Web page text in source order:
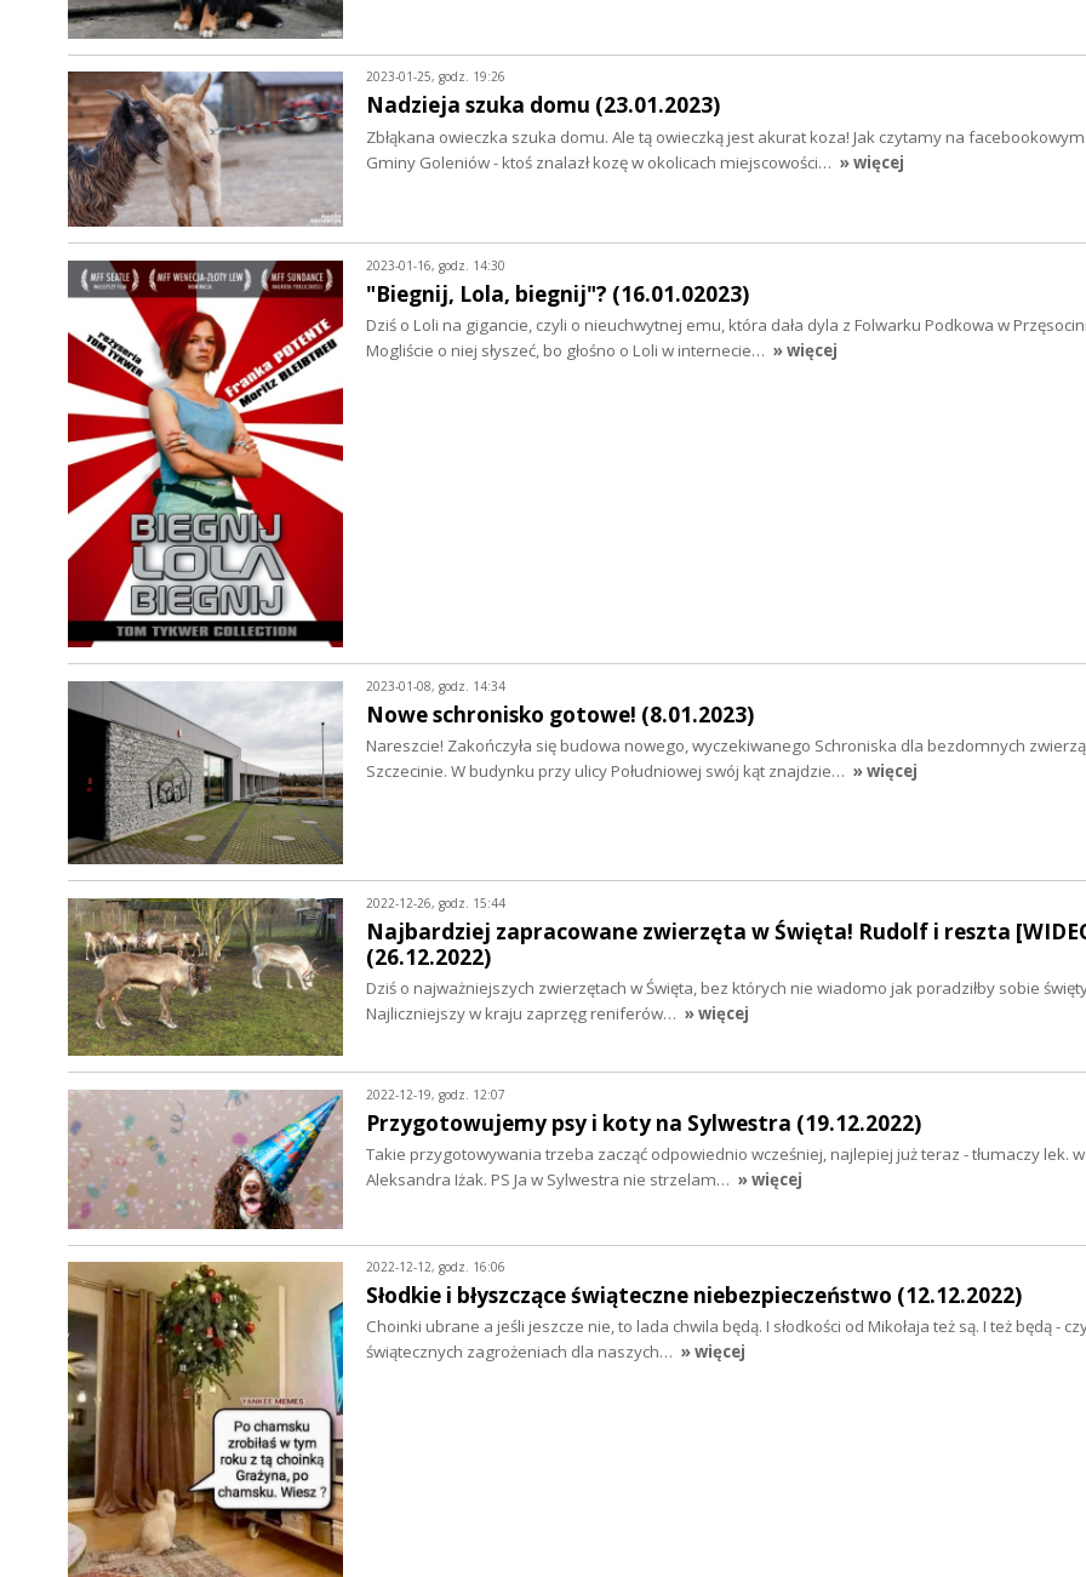
2023-01-25, godz. 19:26
Nadzieja szuka domu (23.01.2023)
Zbłąkana owieczka szuka domu. Ale tą owieczką jest akurat koza! Jak czytamy na
Gminy Goleniów - ktoś znalazł kozę w okolicach miejscowości… » więcej
2023-01-16, godz. 14:30
"Biegnij, Lola, biegnij"? (16.01.02023)
Dziś o Loli na gigancie, czyli o nieuchwytnej emu, która dała dyla z Folwarku Podkowa w
Mogliście o niej słyszeć, bo głośno o Loli w internecie… » więcej
2023-01-08, godz. 14:34
Nowe schronisko gotowe! (8.01.2023)
Nareszcie! Zakończyła się budowa nowego, wyczekiwanego Schroniska dla bezdomnych
Szczecinie. W budynku przy ulicy Południowej swój kąt znajdzie… » więcej
2022-12-26, godz. 15:44
Najbardziej zapracowane zwierzęta w Święta! Rudolf i reszta
(26.12.2022)
Dziś o najważniejszych zwierzętach w Święta, bez których nie wiadomo jak poradziłby sobie
Najliczniejszy w kraju zaprzęg reniferów… » więcej
2022-12-19, godz. 12:07
Przygotowujemy psy i koty na Sylwestra (19.12.2022)
Takie przygotowywania trzeba zacząć odpowiednio wcześniej, najlepiej już teraz - tłumaczy lek.
Aleksandra Iżak. PS Ja w Sylwestra nie strzelam… » więcej
2022-12-12, godz. 16:06
Słodkie i błyszczące świąteczne niebezpieczeństwo (12.12.2022)
Choinki ubrane a jeśli jeszcze nie, to lada chwila będą. I słodkości od Mikołaja też są. I też będą -
świątecznych zagrożeniach dla naszych… » więcej